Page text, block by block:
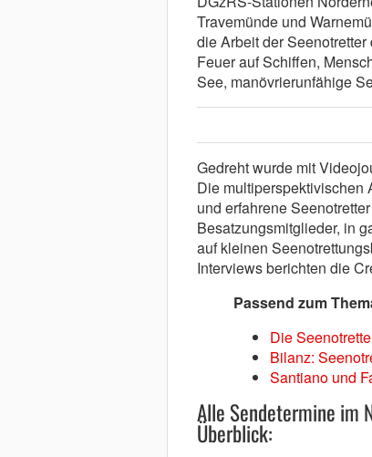
Travemünde und
die Arbeit der
Feuer auf Schiffen,
See, manövrierunfähige
Gedreht wurde mit
Die multiperspektivischen
und erfahrene
Besatzungsmitglieder, in
auf kleinen
Interviews berichten die
Passend zum
Die
Bilanz:
Santiano und
Alle Sendetermine im
Überblick: